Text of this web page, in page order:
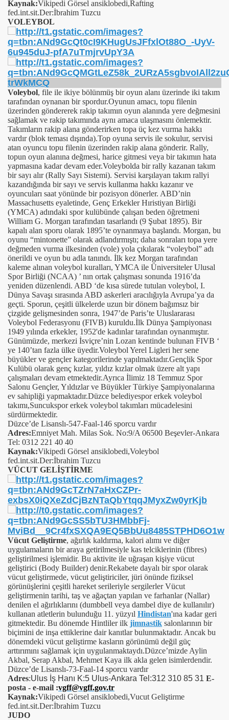
Kaynak:Vikipedi Görsel ansiklobedi,Rafting
fed.int.sit.Der:İbrahim Tuzcu
VOLEYBOL
Voleybol, file ile ikiye bölünmüş bir oyun alanı üzerinde iki takım
tarafından oynanan bir spordur.Oyunun amacı, topu filenin
üzerinden göndererek rakip takımın oyun alanında yere değmesini
sağlamak ve rakip takımında aynı amaca ulaşmasını önlemektir.
Takımların rakip alana gönderirken topa üç kez vurma hakkı
vardır (blok teması dışında).Top oyuna servis ile sokulur, servisi
atan oyuncu topu filenin üzerinden rakip alana gönderir. Rally,
topun oyun alanına değmesi, harice gitmesi veya bir takımın hata
yapmasına kadar devam eder.Voleybolda bir rally kazanan takım
bir sayı alır (Rally Sayı Sistemi). Servisi karşılayan takım rallyi
kazandığında bir sayı ve servis kullanma hakkı kazanır ve
oyuncuları saat yönünde bir pozisyon dönerler. ABD’nin
Massachusetts eyaletinde, Genç Erkekler Hıristiyan Birliği
(YMCA) adındaki spor kulübünde çalışan beden öğretmeni
William G. Morgan tarafından tasarlandı (9 Şubat 1895). Bir
kapalı alan sporu olarak 1895’te oynanmaya başlandı. Morgan, bu
oyunu “mintonette” olarak adlandırmıştı; daha sonraları topa yere
değmeden vurma ilkesinden (vole) yola çıkılarak “voleybol” adı
önerildi ve oyun bu adla tanındı. İlk kez Morgan tarafından
kaleme alınan voleybol kuralları, YMCA ile Üniversiteler Ulusal
Spor Birliği (NCAA) ’ nın ortak çalışması sonunda 1916’da
yeniden düzenlendi. ABD ‘de kısa sürede tutulan voleybol, I.
Dünya Savaşı sırasında ABD askerleri aracılığıyla Avrupa’ya da
geçti. Sporun, çeşitli ülkelerde uzun bir dönem bağımsız bir
çizgide gelişmesinden sonra, 1947’de Paris’te Uluslararası
Voleybol Federasyonu (FIVB) kuruldu.İlk Dünya Şampiyonası
1949 yılında erkekler, 1952'de kadınlar tarafından oynanmıştır.
Günümüzde, merkezi İsviçre’nin Lozan kentinde bulunan FIVB ‘
ye 140’tan fazla ülke üyedir.Voleybol Yerel Ligleri her sene
büyükler ve gençler kategorilerinde yapılmaktadır.Gençlik Spor
Kulübü olarak genç kızlar, yıldız kızlar olmak üzere alt yapı
çalışmaları devam etmektedir.Ayrıca İlimiz 18 Temmuz Spor
Salonu Gençler, Yıldızlar ve Büyükler Türkiye Şampiyonalarına
ev sahipliği yapmaktadır.Düzce belediyespor erkek voleybol
takımı,Suncukspor erkek voleybol takımları mücadelesini
sürdürmektedir.
Düzce’de Lisanslı-547-Faal-146 sporcu vardır
Adres:Emniyet Mah. Milas Sok. No:9/A 06500 Beşevler-Ankara
Tel: 0312 221 40 40
Kaynak:Vikipedi Görsel ansiklobedi,Voleybol
fed.int.sit.Der:İbrahim Tuzcu
VÜCUT GELİŞTİRME
Vücut Geliştirme, ağırlık kaldırma, kalori alımı ve diğer
uygulamaların bir araya getirilmesiyle kas telciklerinin (fibres)
geliştirilmesi işlemidir. Bu aktivite ile uğraşan kişiye vücut
geliştirici (Body Builder) denir.Rekabete dayalı bir spor olarak
vücut geliştirmede, vücut geliştiriciler, jüri önünde fiziksel
görünüşlerini çeşitli hareket serileriyle sergilerlerVücut
geliştirmenin tarihi, taş ve ağaçtan yapılan ve farhanlar (Nallar)
denilen el ağırlıklarını (dumbbell veya dambel diye de kullanılır)
kullanan atletlerin bulunduğu 11. yüzyıl Hindistan'ına kadar geri
gitmektedir. Bu dönemde Hintliler ilk jimnastik salonlarının bir
biçimini de inşa ettiklerine dair kanıtlar bulunmaktadır. Ancak bu
dönemdeki vücut geliştirme kasların görünümü değil güç
arttırımını sağlamak için uygulanmaktaydı.Düzce’mizde Aylin
Akbal, Serap Akbal, Mehmet Kaya ilk akla gelen isimlerdendir.
Düzce’de Lisanslı-73-Faal-14 sporcu vardır
Adres:Ulus İş Hanı K:5 Ulus-Ankara Tel:312 310 85 31 E-
posta - e-mail :vgff@vgff.gov.tr
Kaynak:Vikipedi Görsel ansiklobedi,Vucut Geliştirme
fed.int.sit.Der:İbrahim Tuzcu
JUDO